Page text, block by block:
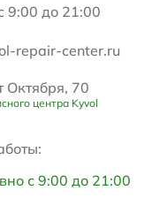
9:00 до 21:00
repair-center.ru
Октября, 70
центра Kyvol
с 9:00 до 21:00